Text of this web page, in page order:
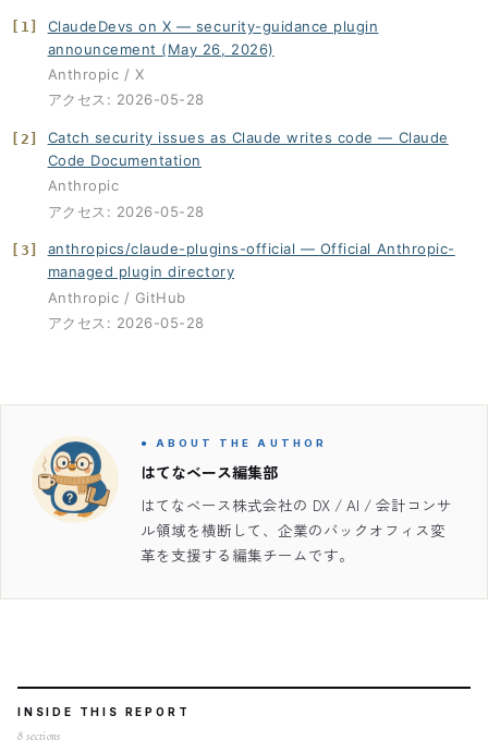
[1]
ClaudeDevs on X — security-guidance plugin
announcement (May 26, 2026)
Anthropic / X
アクセス: 2026-05-28
[2]
Catch security issues as Claude writes code — Claude
Code Documentation
Anthropic
アクセス: 2026-05-28
[3]
anthropics/claude-plugins-official — Official Anthropic-
managed plugin directory
Anthropic / GitHub
アクセス: 2026-05-28
● ABOUT THE AUTHOR
はてなベース編集部
はてなベース株式会社の DX / AI / 会計コンサ
ル領域を横断して、企業のバックオフィス変
革を支援する編集チームです。
INSIDE THIS REPORT
8 sections